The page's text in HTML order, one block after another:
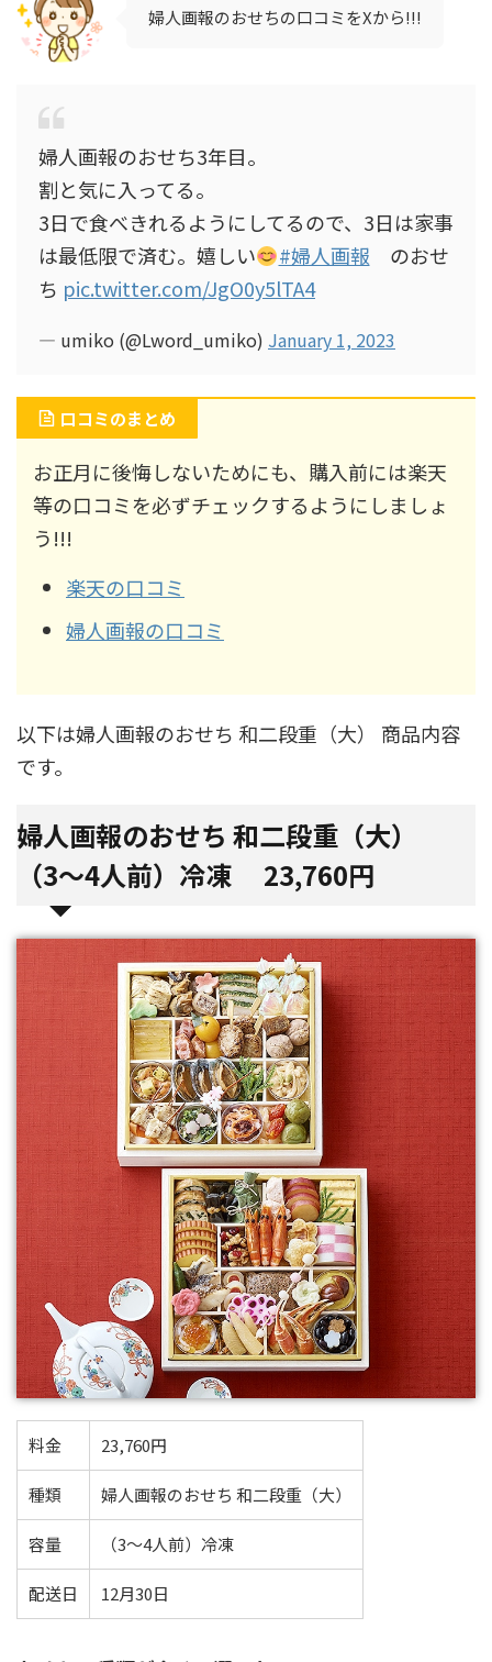
婦人画報のおせちの口コミをXから!!!
婦人画報のおせち3年目。
割と気に入ってる。
3日で食べきれるようにしてるので、3日は家事
は最低限で済む。嬉しい
#婦人画報 のおせ
ち pic.twitter.com/JgO0y5lTA4
— umiko (@Lword_umiko) January 1, 2023
口コミのまとめ
お正月に後悔しないためにも、購入前には楽天
等の口コミを必ずチェックするようにしましょ
う!!!
楽天の口コミ
婦人画報の口コミ
以下は婦人画報のおせち 和二段重（大） 商品内容
です。
婦人画報のおせち 和二段重（大）
（3～4人前）冷凍 23,760円
料金 23,760円
種類 婦人画報のおせち 和二段重（大）
容量 （3～4人前）冷凍
配送日 12月30日